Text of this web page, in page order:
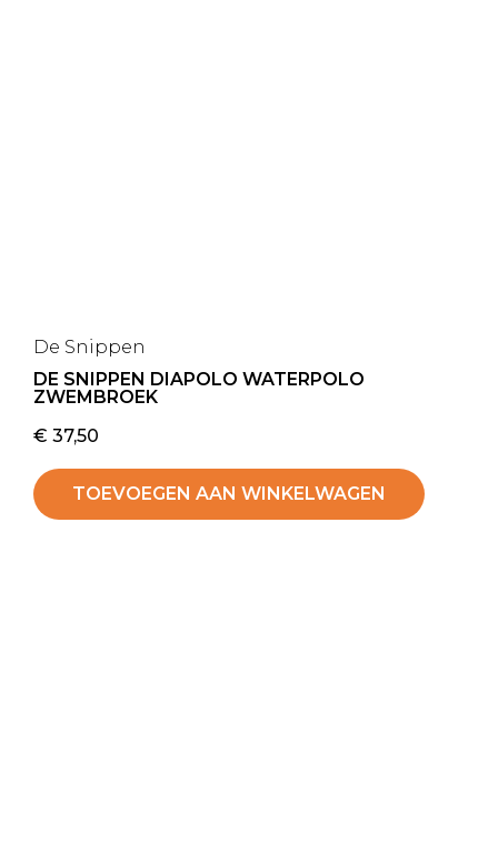
De Snippen
DE SNIPPEN DIAPOLO WATERPOLO
ZWEMBROEK
€ 37,50
TOEVOEGEN AAN WINKELWAGEN